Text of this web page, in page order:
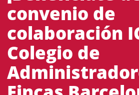
convenio de
colaboración
Colegio de